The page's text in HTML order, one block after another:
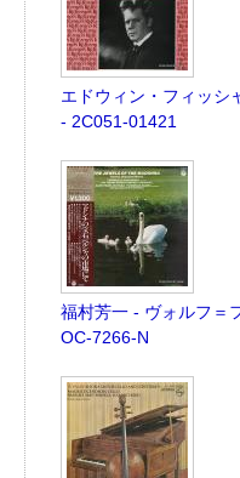
エドウィン・フィッ
- 2C051-01421
福村芳一 - ヴォルフ＝
OC-7266-N